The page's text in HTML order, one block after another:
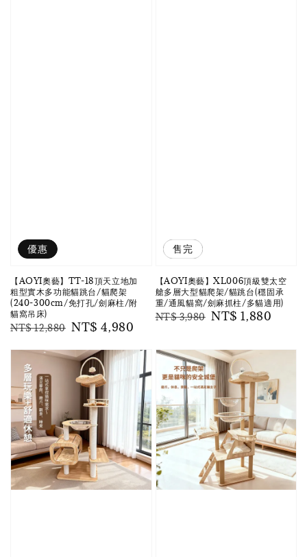
優惠
【AOYI奧藝】TT-18頂天立地加
粗型實木多功能貓跳台/貓爬架
(240-300cm/免打孔/劍麻柱/附
貓窩吊床)
Regular
NT$ 12,880 Sale
NT$ 4,980
優惠
售完
【AOYI奧藝】XL006頂級雙太空
艙多層大型貓爬架/貓跳台(穩固承
重/通風貓窩/劍麻抓柱/多貓適用)
Regular
NT$ 3,980 Sale
NT$ 1,880